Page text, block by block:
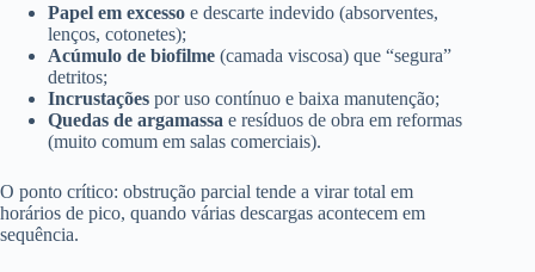
Papel em excesso e descarte indevido (absorventes,
lenços, cotonetes);
Acúmulo de biofilme (camada viscosa) que “segura”
detritos;
Incrustações por uso contínuo e baixa manutenção;
Quedas de argamassa e resíduos de obra em reformas
(muito comum em salas comerciais).
O ponto crítico: obstrução parcial tende a virar total em
horários de pico, quando várias descargas acontecem em
sequência.